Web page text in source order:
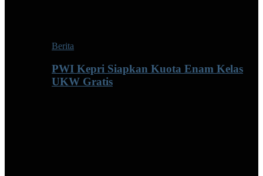
Berita
PWI Kepri Siapkan Kuota Enam Kelas
UKW Gratis